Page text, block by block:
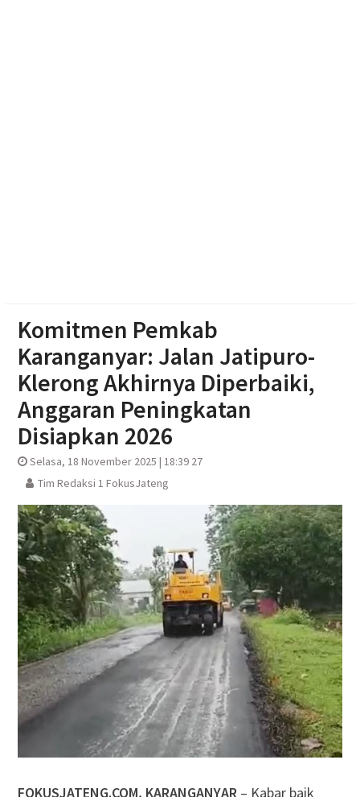
Komitmen Pemkab
Karanganyar: Jalan Jatipuro-
Klerong Akhirnya Diperbaiki,
Anggaran Peningkatan
Disiapkan 2026
Selasa, 18 November 2025 | 18:39 27
Tim Redaksi 1 FokusJateng
FOKUSJATENG.COM, KARANGANYAR– Kabar baik